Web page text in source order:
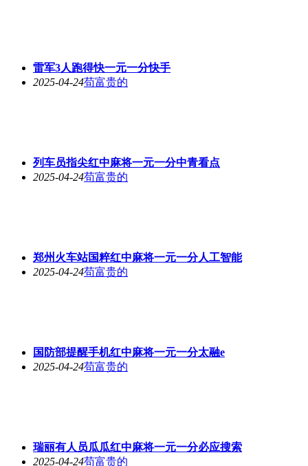
雷军3人跑得快一元一分快手
2025-04-24苟富贵的
列车员指尖红中麻将一元一分中青看点
2025-04-24苟富贵的
郑州火车站国粹红中麻将一元一分人工智能
2025-04-24苟富贵的
国防部提醒手机红中麻将一元一分太融e
2025-04-24苟富贵的
瑞丽有人员瓜瓜红中麻将一元一分必应搜索
2025-04-24苟富贵的